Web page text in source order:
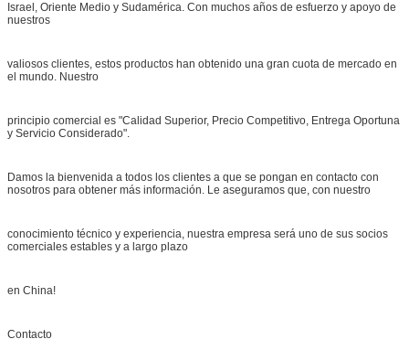
Israel, Oriente Medio y Sudamérica. Con muchos años de esfuerzo y apoyo de
nuestros
valiosos clientes, estos productos han obtenido una gran cuota de mercado en
el mundo. Nuestro
principio comercial es "Calidad Superior, Precio Competitivo, Entrega Oportuna
y Servicio Considerado".
Damos la bienvenida a todos los clientes a que se pongan en contacto con
nosotros para obtener más información. Le aseguramos que, con nuestro
conocimiento técnico y experiencia, nuestra empresa será uno de sus socios
comerciales estables y a largo plazo
en China!
Contacto